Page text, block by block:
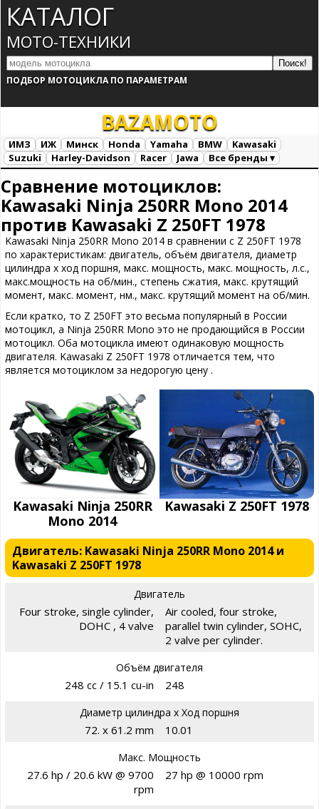
КАТАЛОГ
МОТО-ТЕХНИКИ
ПОДБОР МОТОЦИКЛА ПО ПАРАМЕТРАМ
BAZAMOTO
ИМЗ ИЖ Минск Honda Yamaha BMW
Kawasaki
Suzuki
Harley-Davidson Racer Jawa
Все бренды ▾
Сравнение мотоциклов:
Kawasaki Ninja 250RR Mono 2014
против Kawasaki Z 250FT 1978
Kawasaki Ninja 250RR Mono 2014 в сравнении с Z 250FT 1978
по характеристикам: двигатель, объём двигателя, диаметр
цилиндра х ход поршня, макс. мощность, макс. мощность, л.с.,
макс.мощность на об/мин., степень сжатия, макс. крутящий
момент, макс. момент, нм., макс. крутящий момент на об/мин.
Если кратко, то Z 250FT это весьма популярный в России
мотоцикл, а Ninja 250RR Mono это не продающийся в России
мотоцикл. Оба мотоцикла имеют одинаковую мощность
двигателя. Kawasaki Z 250FT 1978 отличается тем, что
является мотоциклом за недорогую цену .
Kawasaki Ninja 250RR
Mono 2014
Kawasaki Z 250FT 1978
Двигатель: Kawasaki Ninja 250RR Mono 2014 и
Kawasaki Z 250FT 1978
Двигатель
Four stroke, single cylinder,
DOHC , 4 valve
Air cooled, four stroke,
parallel twin cylinder, SOHC,
2 valve per cylinder.
Объём двигателя
248 cc / 15.1 cu-in 248
Диаметр цилиндра х Ход поршня
72. x 61.2 mm 10.01
Макс. Мощность
27.6 hp / 20.6 kW @ 9700
rpm
27 hp @ 10000 rpm